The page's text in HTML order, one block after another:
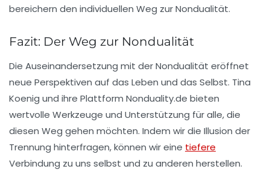
bereichern den individuellen Weg zur Nondualität.
Fazit: Der Weg zur Nondualität
Die Auseinandersetzung mit der Nondualität eröffnet
neue Perspektiven auf das Leben und das Selbst. Tina
Koenig und ihre Plattform Nonduality.de bieten
wertvolle Werkzeuge und Unterstützung für alle, die
diesen Weg gehen möchten. Indem wir die Illusion der
Trennung hinterfragen, können wir eine tiefere
Verbindung zu uns selbst und zu anderen herstellen.